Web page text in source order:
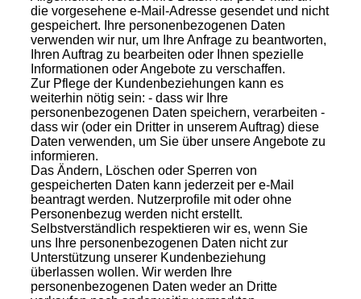
die vorgesehene e-Mail-Adresse gesendet und nicht
gespeichert. Ihre personenbezogenen Daten
verwenden wir nur, um Ihre Anfrage zu beantworten,
Ihren Auftrag zu bearbeiten oder Ihnen spezielle
Informationen oder Angebote zu verschaffen.
Zur Pflege der Kundenbeziehungen kann es
weiterhin nötig sein: - dass wir Ihre
personenbezogenen Daten speichern, verarbeiten -
dass wir (oder ein Dritter in unserem Auftrag) diese
Daten verwenden, um Sie über unsere Angebote zu
informieren.
Das Ändern, Löschen oder Sperren von
gespeicherten Daten kann jederzeit per e-Mail
beantragt werden. Nutzerprofile mit oder ohne
Personenbezug werden nicht erstellt.
Selbstverständlich respektieren wir es, wenn Sie
uns Ihre personenbezogenen Daten nicht zur
Unterstützung unserer Kundenbeziehung
überlassen wollen. Wir werden Ihre
personenbezogenen Daten weder an Dritte